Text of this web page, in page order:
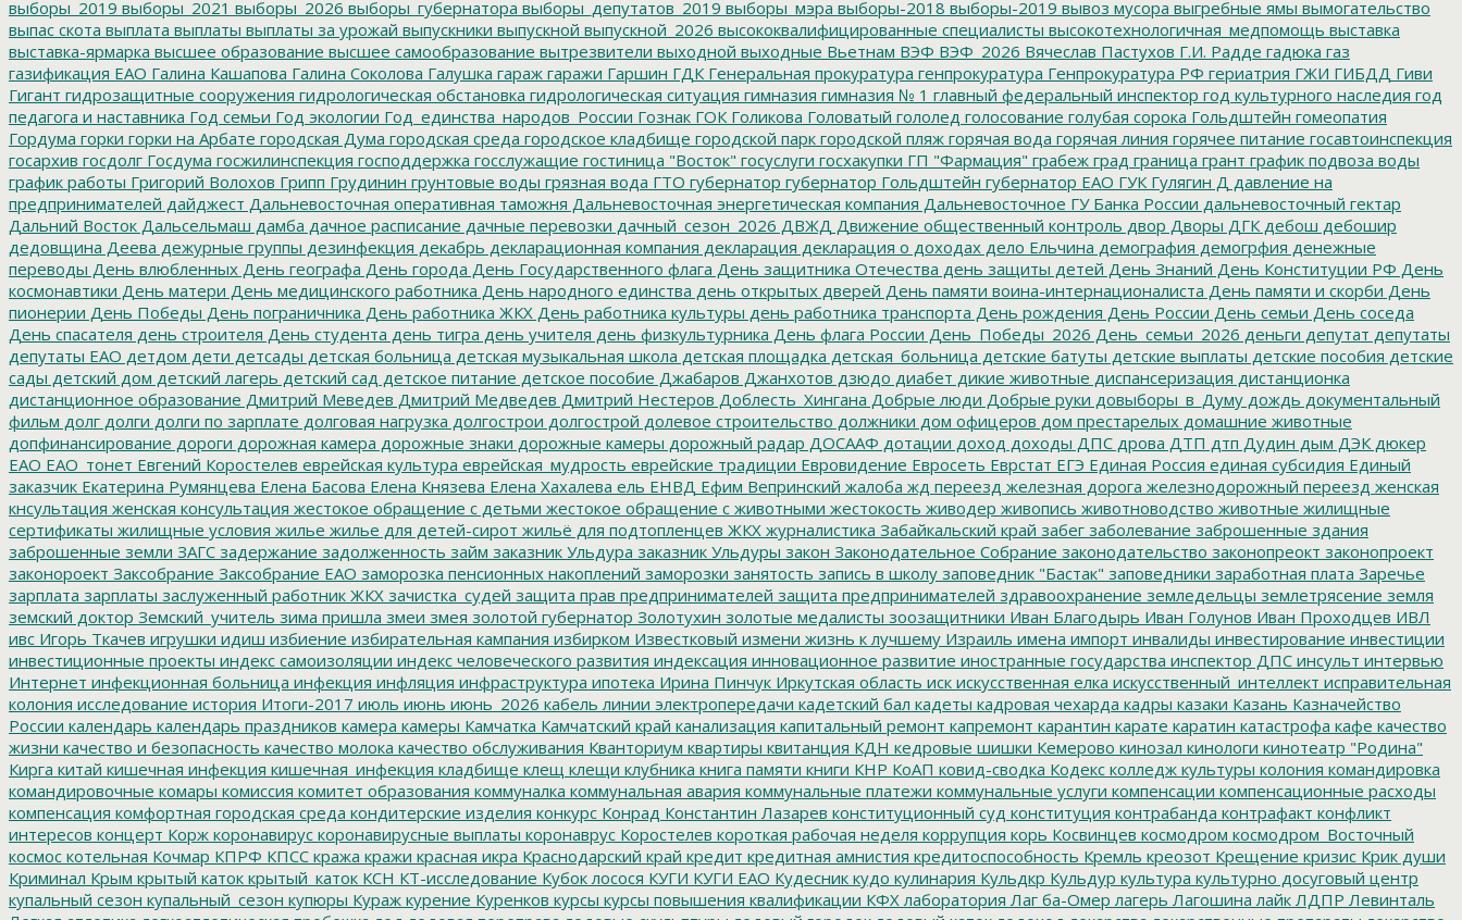
выборы_2019 выборы_2021 выборы_2026 выборы_губернатора выборы_депутатов_2019 выборы_мэра выборы-2018 выборы-2019 вывоз мусора выгребные ямы вымогательство
выпас скота выплата выплаты выплаты за урожай выпускники выпускной выпускной_2026 высококвалифицированные специалисты высокотехнологичная_медпомощь выставка
выставка-ярмарка высшее образование высшее самообразование вытрезвители выходной выходные Вьетнам ВЭФ ВЭФ_2026 Вячеслав Пастухов Г.И. Радде гадюка газ
газификация ЕАО Галина Кашапова Галина Соколова Галушка гараж гаражи Гаршин ГДК Генеральная прокуратура генпрокуратура Генпрокуратура РФ гериатрия ГЖИ ГИБДД Гиви
Гигант гидрозащитные сооружения гидрологическая обстановка гидрологическая ситуация гимназия гимназия № 1 главный федеральный инспектор год культурного наследия год
педагога и наставника Год семьи Год экологии Год_единства_народов_России Гознак ГОК Голикова Головатый гололед голосование голубая сорока Гольдштейн гомеопатия
Гордума горки горки на Арбате городская Дума городская среда городское кладбище городской парк городской пляж горячая вода горячая линия горячее питание госавтоинспекция
госархив госдолг Госдума госжилинспекция господдержка госслужащие гостиница "Восток" госуслуги госхакупки ГП "Фармация" грабеж град граница грант график подвоза воды
график работы Григорий Волохов Грипп Грудинин грунтовые воды грязная вода ГТО губернатор губернатор Гольдштейн губернатор ЕАО ГУК Гулягин Д давление на
предпринимателей дайджест Дальневосточная оперативная таможня Дальневосточная энергетическая компания Дальневосточное ГУ Банка России дальневосточный гектар
Дальний Восток Дальсельмаш дамба дачное расписание дачные перевозки дачный_сезон_2026 ДВЖД Движение общественный контроль двор Дворы ДГК дебош дебошир
дедовщина Деева дежурные группы дезинфекция декабрь декларационная компания декларация декларация о доходах дело Ельчина демография демогрфия денежные
переводы День влюбленных День географа День города День Государственного флага День защитника Отечества день защиты детей День Знаний День Конституции РФ День
космонавтики День матери День медицинского работника День народного единства день открытых дверей День памяти воина-интернационалиста День памяти и скорби День
пионерии День Победы День пограничника День работника ЖКХ День работника культуры день работника транспорта День рождения День России День семьи День соседа
День спасателя день строителя День студента день тигра день учителя день физкультурника День флага России День_Победы_2026 День_семьи_2026 деньги депутат депутаты
депутаты ЕАО детдом дети детсады детская больница детская музыкальная школа детская площадка детская_больница детские батуты детские выплаты детские пособия детские
сады детский дом детский лагерь детский сад детское питание детское пособие Джабаров Джанхотов дзюдо диабет дикие животные диспансеризация дистанционка
дистанционное образование Дмитрий Меведев Дмитрий Медведев Дмитрий Нестеров Доблесть_Хингана Добрые люди Добрые руки довыборы_в_Думу дождь документальный
фильм долг долги долги по зарплате долговая нагрузка долгострои долгострой долевое строительство должники дом офицеров дом престарелых домашние животные
допфинансирование дороги дорожная камера дорожные знаки дорожные камеры дорожный радар ДОСААФ дотации доход доходы ДПС дрова ДТП дтп Дудин дым ДЭК дюкер
ЕАО ЕАО_тонет Евгений Коростелев еврейская культура еврейская_мудрость еврейские традиции Евровидение Евросеть Еврстат ЕГЭ Единая Россия единая субсидия Единый
заказчик Екатерина Румянцева Елена Басова Елена Князева Елена Хахалева ель ЕНВД Ефим Вепринский жалоба жд переезд железная дорога железнодорожный переезд женская
кнсультация женская консультация жестокое обращение с детьми жестокое обращение с животными жестокость живодер живопись животноводство животные жилищные
сертификаты жилищные условия жилье жилье для детей-сирот жильё для подтопленцев ЖКХ журналистика Забайкальский край забег заболевание заброшенные здания
заброшенные земли ЗАГС задержание задолженность займ заказник Ульдура заказник Ульдуры закон Законодательное Собрание законодательство законопреокт законопроект
законороект Заксобрание Заксобрание ЕАО заморозка пенсионных накоплений заморозки занятость запись в школу заповедник "Бастак" заповедники заработная плата Заречье
зарплата зарплаты заслуженный работник ЖКХ зачистка_судей защита прав предпринимателей защита предпринимателей здравоохранение земледельцы землетрясение земля
земский доктор Земский_учитель зима пришла змеи змея золотой губернатор Золотухин золотые медалисты зоозащитники Иван Благодырь Иван Голунов Иван Проходцев ИВЛ
ивс Игорь Ткачев игрушки идиш избиение избирательная кампания избирком Известковый измени жизнь к лучшему Израиль имена импорт инвалиды инвестирование инвестиции
инвестиционные проекты индекс самоизоляции индекс человеческого развития индексация инновационное развитие иностранные государства инспектор ДПС инсульт интервью
Интернет инфекционная больница инфекция инфляция инфраструктура ипотека Ирина Пинчук Иркутская область иск искусственная елка искусственный_интеллект исправительная
колония исследование история Итоги-2017 июль июнь июнь_2026 кабель линии электропередачи кадетский бал кадеты кадровая чехарда кадры казаки Казань Казначейство
России календарь календарь праздников камера камеры Камчатка Камчатский край канализация капитальный ремонт капремонт карантин карате каратин катастрофа кафе качество
жизни качество и безопасность качество молока качество обслуживания Кванториум квартиры квитанция КДН кедровые шишки Кемерово кинозал кинологи кинотеатр "Родина"
Кирга китай кишечная инфекция кишечная_инфекция кладбище клещ клещи клубника книга памяти книги КНР КоАП ковид-сводка Кодекс колледж культуры колония командировка
командировочные комары комиссия комитет образования коммуналка коммунальная авария коммунальные платежи коммунальные услуги компенсации компенсационные расходы
компенсация комфортная городская среда кондитерские изделия конкурс Конрад Константин Лазарев конституционный суд конституция контрабанда контрафакт конфликт
интересов концерт Корж коронавирус коронавирусные выплаты коронаврус Коростелев короткая рабочая неделя коррупция корь Косвинцев космодром космодром_Восточный
космос котельная Кочмар КПРФ КПСС кража кражи красная икра Краснодарский край кредит кредитная амнистия кредитоспособность Кремль креозот Крещение кризис Крик души
Криминал Крым крытый каток крытый_каток КСН КТ-исследование Кубок лосося КУГИ КУГИ ЕАО Кудесник кудо кулинария Кульдкр Кульдур культура культурно досуговый центр
купальный сезон купальный_сезон купюры Кураж курение Куренков курсы курсы повышения квалификации КФХ лаборатория Лаг ба-Омер лагерь Лагошина лайк ЛДПР Левинталь